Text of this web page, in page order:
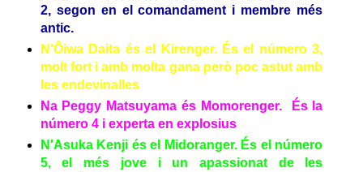
2, segon en el comandament i membre més
antic.
N'Ôiwa Daita és el Kirenger. És el número 3,
molt fort i amb molta gana però poc astut amb
les endevinalles
Na Peggy Matsuyama és Momorenger. És la
número 4 i experta en explosius
N'Asuka Kenji és el Midoranger. És el número
5, el més jove i un apassionat de les